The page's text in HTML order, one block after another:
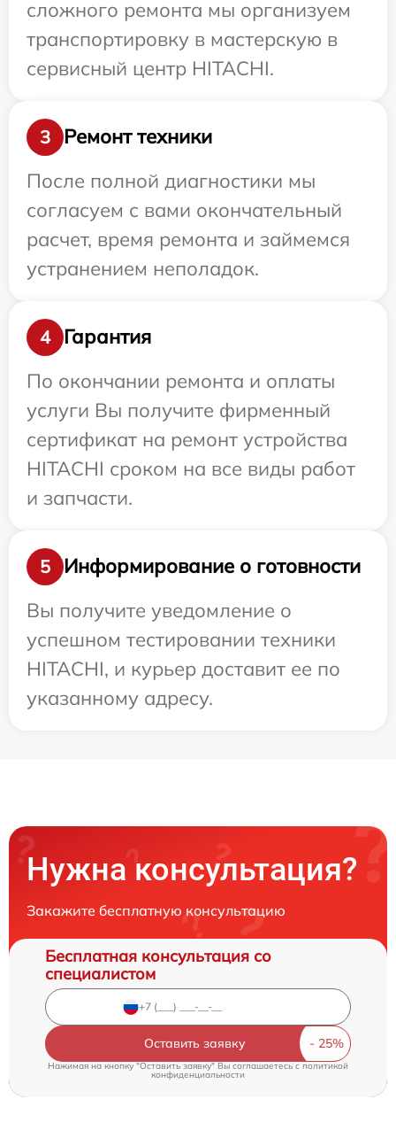
сложного ремонта мы организуем
транспортировку в мастерскую в
сервисный центр HITACHI.
3
Ремонт техники
После полной диагностики мы
согласуем с вами окончательный
расчет, время ремонта и займемся
устранением неполадок.
4
Гарантия
По окончании ремонта и оплаты
услуги Вы получите фирменный
сертификат на ремонт устройства
HITACHI сроком на все виды работ
и запчасти.
5
Информирование о готовности
Вы получите уведомление о
успешном тестировании техники
HITACHI, и курьер доставит ее по
указанному адресу.
Нужна консультация?
Закажите бесплатную консультацию
Бесплатная консультация со
специалистом
Оставить заявку
Нажимая на кнопку "Оставить заявку" Вы соглашаетесь cполитикой
конфиденциальности